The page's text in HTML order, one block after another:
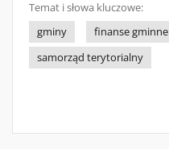
Temat i słowa kluczowe:
gminy
finanse gminne
samorząd terytorialny